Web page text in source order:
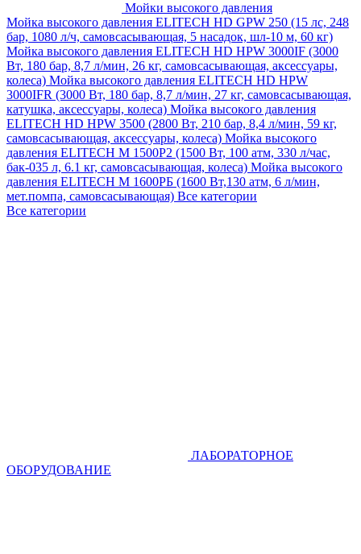
Мойки высокого давления
Мойка высокого давления ELITECH HD GPW 250 (15 лс, 248
бар, 1080 л/ч, самовсасывающая, 5 насадок, шл-10 м, 60 кг)
Мойка высокого давления ELITECH HD HPW 3000IF (3000
Вт, 180 бар, 8,7 л/мин, 26 кг, самовсасывающая, аксессуары,
колеса) Мойка высокого давления ELITECH HD HPW
3000IFR (3000 Вт, 180 бар, 8,7 л/мин, 27 кг, самовсасывающая,
катушка, аксессуары, колеса) Мойка высокого давления
ELITECH HD HPW 3500 (2800 Вт, 210 бар, 8,4 л/мин, 59 кг,
самовсасывающая, аксессуары, колеса) Мойка высокого
давления ELITECH M 1500P2 (1500 Вт, 100 атм, 330 л/час,
бак-035 л, 6.1 кг, самовсасывающая, колеса) Мойка высокого
давления ELITECH М 1600РБ (1600 Вт,130 атм, 6 л/мин,
мет.помпа, самовсасывающая) Все категории
Все категории
ЛАБОРАТОРНОЕ
ОБОРУДОВАНИЕ